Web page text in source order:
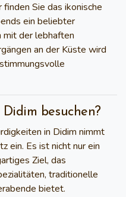
Sie das ikonische
ein beliebter
mit der lebhaften
an der Küste wird
besuchen?
in Didim nimmt
ein. Es ist nicht nur ein
Ziel, das
traditionelle
bietet.